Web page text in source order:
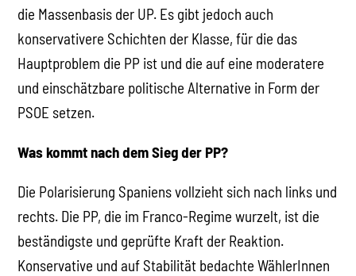
die Massenbasis der UP. Es gibt jedoch auch
konservativere Schichten der Klasse, für die das
Hauptproblem die PP ist und die auf eine moderatere
und einschätzbare politische Alternative in Form der
PSOE setzen.
Was kommt nach dem Sieg der PP?
Die Polarisierung Spaniens vollzieht sich nach links und
rechts. Die PP, die im Franco-Regime wurzelt, ist die
beständigste und geprüfte Kraft der Reaktion.
Konservative und auf Stabilität bedachte WählerInnen